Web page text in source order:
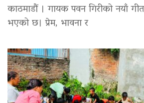
काठमाडौं । गायक पवन गिरीको नयाँ
भएको छ। प्रेम, भावना र